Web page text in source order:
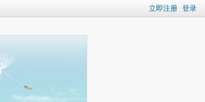
立即注册 登录